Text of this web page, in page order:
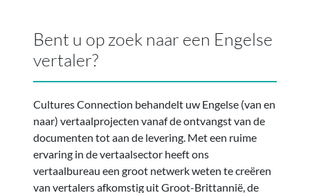
Bent u op zoek naar een Engelse
vertaler?
Cultures Connection behandelt uw Engelse (van en
naar) vertaalprojecten vanaf de ontvangst van de
documenten tot aan de levering. Met een ruime
ervaring in de vertaalsector heeft ons
vertaalbureau een groot netwerk weten te creëren
van vertalers afkomstig uit Groot-Brittannië, de